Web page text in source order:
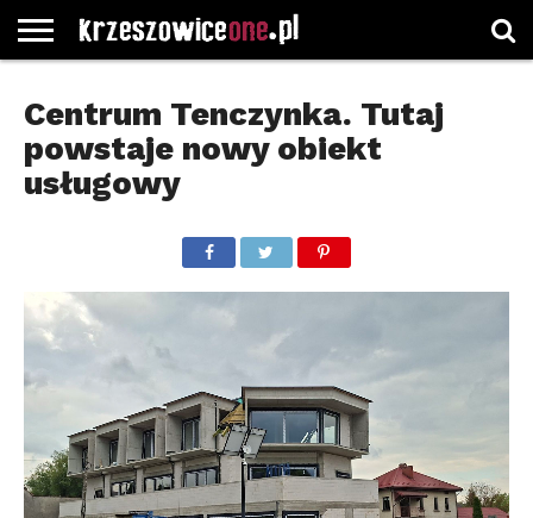
GŁÓWNA
WYBORY
SAMORZĄDOWE
WYBIERZ
KATEGORIE
ROZKŁADY
JAZDY
GREGORCZYK
WATCH
KONTAKT
Centrum Tenczynka. Tutaj
powstaje nowy obiekt
usługowy